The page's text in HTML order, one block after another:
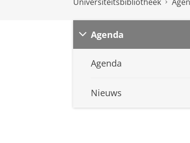
Agenda
Agenda
Nieuws